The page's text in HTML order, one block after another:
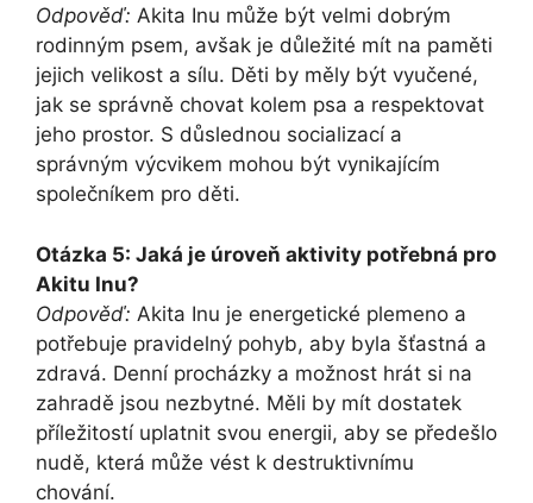
Odpověď: Akita Inu může být velmi dobrým
rodinným psem, avšak je důležité mít na paměti
jejich velikost a sílu. Děti by měly být vyučené,
jak se správně chovat kolem psa a respektovat
jeho prostor. S důslednou socializací a
správným výcvikem mohou být vynikajícím
společníkem pro děti.
Otázka 5: Jaká je úroveň aktivity potřebná pro
Akitu Inu?
Odpověď: Akita Inu je energetické plemeno a
potřebuje pravidelný pohyb, aby byla šťastná a
zdravá. Denní procházky a možnost hrát si na
zahradě jsou nezbytné. Měli by mít dostatek
příležitostí uplatnit svou energii, aby se předešlo
nudě, která může vést k destruktivnímu
chování.